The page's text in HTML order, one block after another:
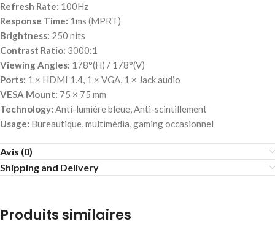
Refresh Rate: 100Hz
Response Time: 1ms (MPRT)
Brightness: 250 nits
Contrast Ratio: 3000:1
Viewing Angles: 178°(H) / 178°(V)
Ports: 1 × HDMI 1.4, 1 × VGA, 1 × Jack audio
VESA Mount: 75 × 75 mm
Technology: Anti-lumière bleue, Anti-scintillement
Usage: Bureautique, multimédia, gaming occasionnel
Avis (0)
Shipping and Delivery
Produits similaires